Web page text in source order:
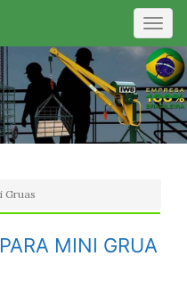
Gruas
MINI GRUA